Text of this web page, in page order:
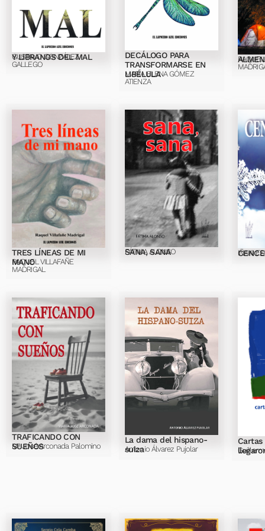
Y LIBRANOS DEL MAL
GUSTAVO GONZÁLEZ
GALLEGO
DECÁLOGO PARA
TRANSFORMARSE EN
LIBÉLULA
MARÍA ELENA GÓMEZ
ATIENZA
TRES LÍNEAS DE MI
MANO
RAQUEL VILLAFAÑE
MADRIGAL
SANA, SANA
FÁTIMA ALONSO IÑAKI
TRAFICANDO CON
SUEÑOS
Mª José Arconada Palomino
La dama del hispano-
suiza
Antonio Álvarez Pujolar
Cartas